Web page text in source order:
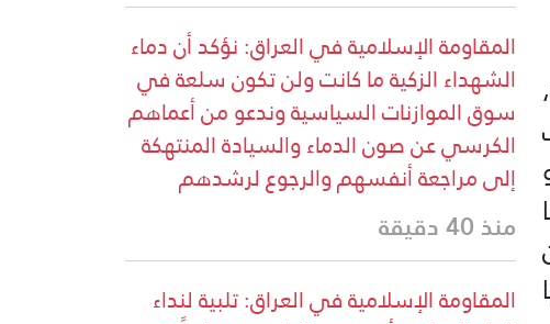
المقاومة الإسلامية في العراق: نؤكد أن دماء
الشهداء الزكية ما كانت ولن تكون سلعة في
سوق الموازنات السياسية وندعو من أعماهم
الكرسي عن صون الدماء والسيادة المنتهكة
إلى مراجعة أنفسهم والرجوع لرشدهم
منذ 40 دقيقة
المقاومة الإسلامية في العراق: تلبية لنداء